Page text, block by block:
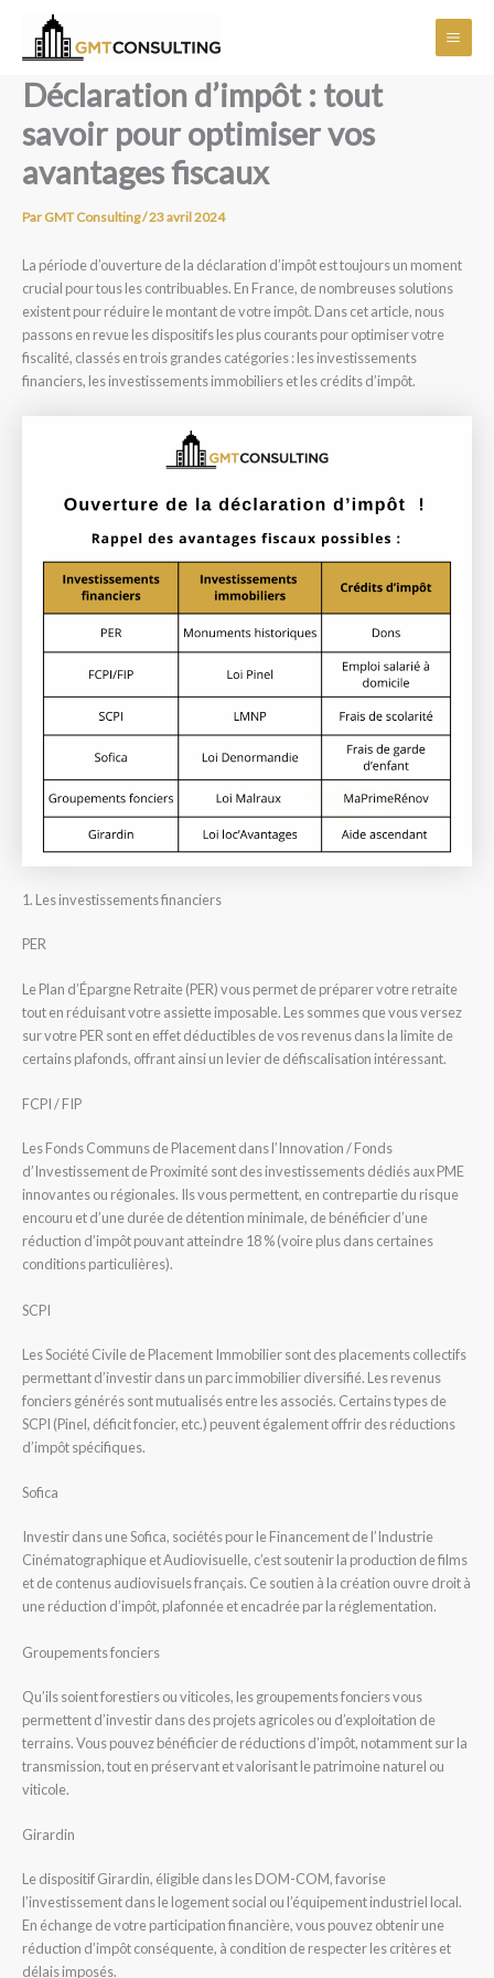
contenu
Main
Déclaration d’impôt : tout
savoir pour optimiser vos
avantages fiscaux
Par GMT Consulting/23 avril 2024
La période d’ouverture de la déclaration d’impôt est toujours un moment
crucial pour tous les contribuables. En France, de nombreuses solutions
existent pour réduire le montant de votre impôt. Dans cet article, nous
passons en revue les dispositifs les plus courants pour optimiser votre
fiscalité, classés en trois grandes catégories : les investissements
financiers, les investissements immobiliers et les crédits d’impôt.
1. Les investissements financiers
PER
Le Plan d’Épargne Retraite (PER) vous permet de préparer votre retraite
tout en réduisant votre assiette imposable. Les sommes que vous versez
sur votre PER sont en effet déductibles de vos revenus dans la limite de
certains plafonds, offrant ainsi un levier de défiscalisation intéressant.
FCPI / FIP
Les Fonds Communs de Placement dans l’Innovation / Fonds
d’Investissement de Proximité sont des investissements dédiés aux PME
innovantes ou régionales. Ils vous permettent, en contrepartie du risque
encouru et d’une durée de détention minimale, de bénéficier d’une
réduction d’impôt pouvant atteindre 18 % (voire plus dans certaines
conditions particulières).
SCPI
Les Société Civile de Placement Immobilier sont des placements collectifs
permettant d’investir dans un parc immobilier diversifié. Les revenus
fonciers générés sont mutualisés entre les associés. Certains types de
SCPI (Pinel, déficit foncier, etc.) peuvent également offrir des réductions
d’impôt spécifiques.
Sofica
Investir dans une Sofica, sociétés pour le Financement de l’Industrie
Cinématographique et Audiovisuelle, c’est soutenir la production de films
et de contenus audiovisuels français. Ce soutien à la création ouvre droit à
une réduction d’impôt, plafonnée et encadrée par la réglementation.
Groupements fonciers
Qu’ils soient forestiers ou viticoles, les groupements fonciers vous
permettent d’investir dans des projets agricoles ou d’exploitation de
terrains. Vous pouvez bénéficier de réductions d’impôt, notamment sur la
transmission, tout en préservant et valorisant le patrimoine naturel ou
viticole.
Girardin
Le dispositif Girardin, éligible dans les DOM-COM, favorise
l’investissement dans le logement social ou l’équipement industriel local.
En échange de votre participation financière, vous pouvez obtenir une
réduction d’impôt conséquente, à condition de respecter les critères et
délais imposés.